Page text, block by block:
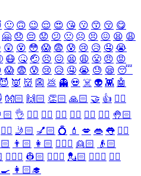
🙂 🙃 😉 😌 😍 😘 😗 😙 😚 😋
🤗 😞 😔 😟 😕 🙁 ☹️ 😣 😖 😫 😩
😲 😵 😳 😱 😨 😰 😢 😥 🤤 😭
😷 🤒 🤕 😣 😖 😫 😩 😤 😠 😡
😱 😨 😰 😢 😥 🤤 😭 😓 😪 😴
😈 👿 👹 👺 💩 👻 💀 ☠️ 👽 👾 🤖
👐🏻 🙌🏻 👏🏻 🙏🏻 🤝 👍 👎🏻
👌 👈🏻 👉🏻 👆🏻 👇🏻 ☝🏻 ✋🏻 🤚🏻
✍🏻 🤳🏻 💅🏻 💍 💄 💋 👄 👅 👂🏻
👨🏻 👩🏻 👱🏻‍♀️ 👱🏻
👴🏻
👷🏻‍♀️ 👷🏻 💂🏻‍♀️ 💂🏻 🕵🏻‍♀️ 🕵🏻
👩🏻‍🎓